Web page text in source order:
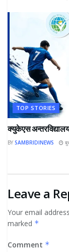
TOP STORIES
क्युकेएस
BY SAMBRIDINEWS
Leave a
Your email
marked *
Comment *